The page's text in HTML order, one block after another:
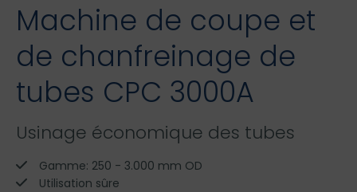
Machine de coupe et
de chanfreinage de
tubes CPC 3000A
Usinage économique des tubes
Gamme: 250 - 3.000 mm OD
Utilisation sûre